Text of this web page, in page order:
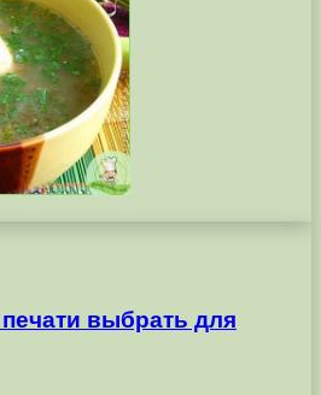
выбрать для